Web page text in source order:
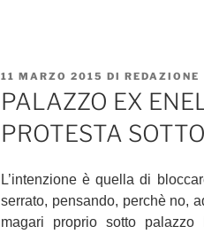
PUBBLICATO
IL
11 MARZO 2015 DI REDAZIONE
PALAZZO EX
PROTESTA
L’intenzione è quella di
serrato, pensando, perchè no,
magari proprio sotto palazzo